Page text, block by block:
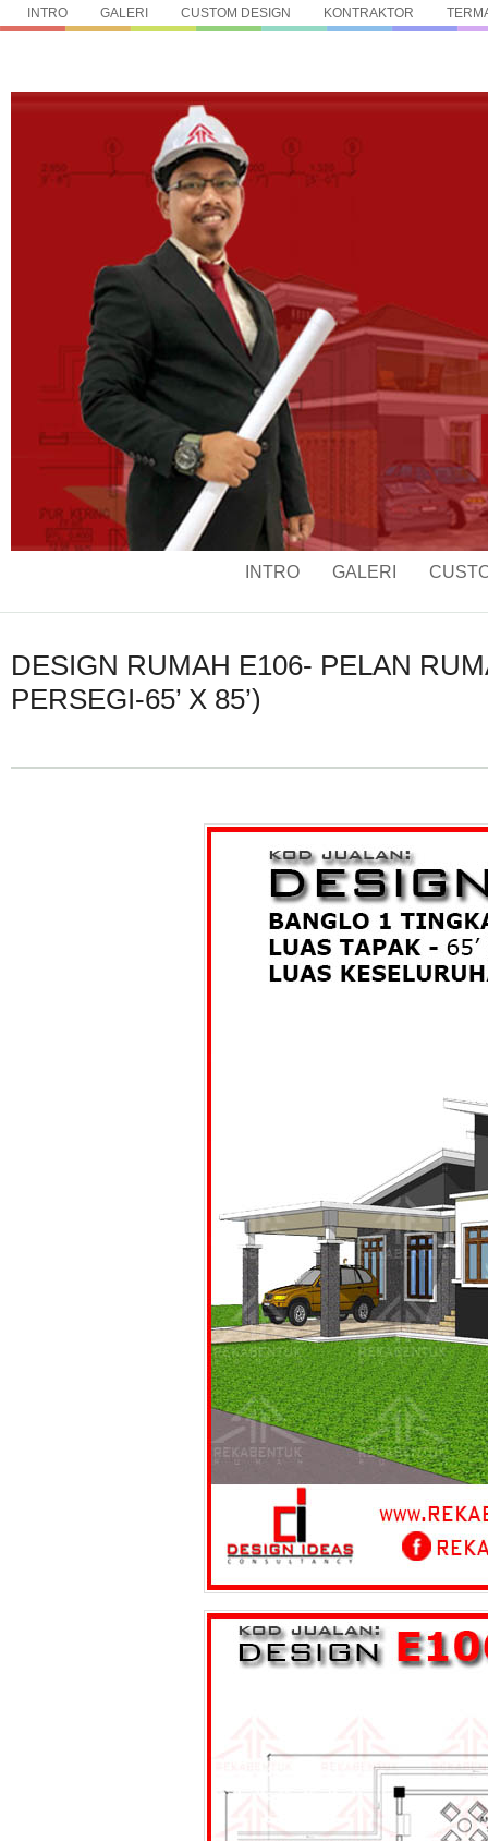
INTRO GALERI CUSTOM DESIGN KONTRAKTOR
INTRO GALERI
DESIGN RUMAH E106- PELAN
PERSEGI-65’ X 85’)